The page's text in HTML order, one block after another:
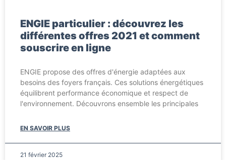
ENGIE particulier : découvrez les
différentes offres 2021 et comment
souscrire en ligne
ENGIE propose des offres d'énergie adaptées aux
besoins des foyers français. Ces solutions énergétiques
équilibrent performance économique et respect de
l'environnement. Découvrons ensemble les principales
EN SAVOIR PLUS
21 février 2025